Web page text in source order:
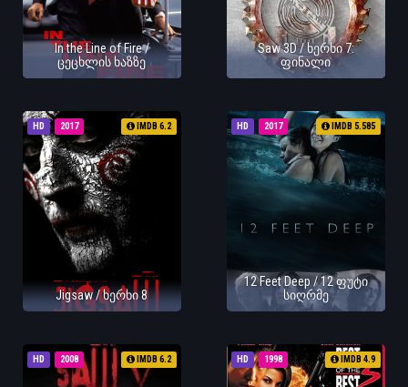
In the Line of Fire /
ცეცხლის ხაზზე
Saw 3D / ხერხი 7:
ფინალი
HD 2017 IMDB 6.2
Jigsaw / ხერხი 8
HD 2017 IMDB 5.585
12 Feet Deep / 12 ფუტი
სიღრმე
HD 2008 IMDB 6.2 HD 1998 IMDB 4.9